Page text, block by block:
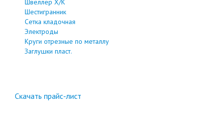
Швеллер Х/К
Шестигранник
Сетка кладочная
Электроды
Круги отрезные по металлу
Заглушки пласт.
Скачать прайс-лист